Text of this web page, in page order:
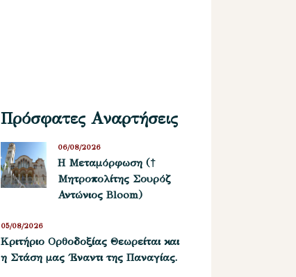
Πρόσφατες Αναρτήσεις
Η Μεταμόρφωση (†
Μητροπολίτης Σουρόζ
Αντώνιος Bloom)
06/08/2026
Kριτήριο Oρθοδοξίας Θεωρείται και
η Στάση μας ΄Εναντι της Παναγίας.
05/08/2026